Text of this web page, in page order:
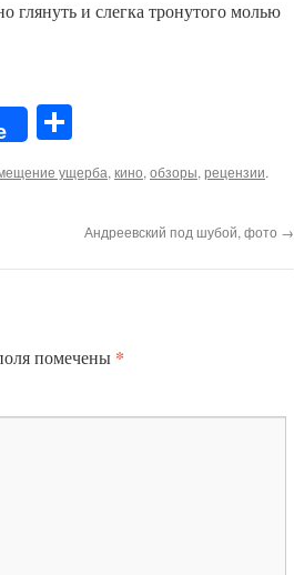
и слегка тронутого молью
ущерба,кино,обзоры,рецензии.
Андреевский под шубой, фото →
помечены *